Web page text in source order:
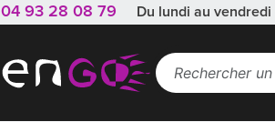
04 93 28 08 79 Du lundi au